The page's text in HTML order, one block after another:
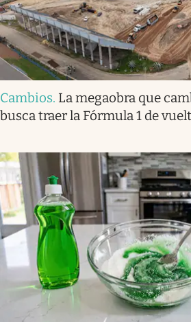
Cambios. La megaobra que
busca traer la Fórmula 1 de